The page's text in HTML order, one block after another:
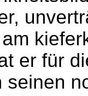
er für
seinen